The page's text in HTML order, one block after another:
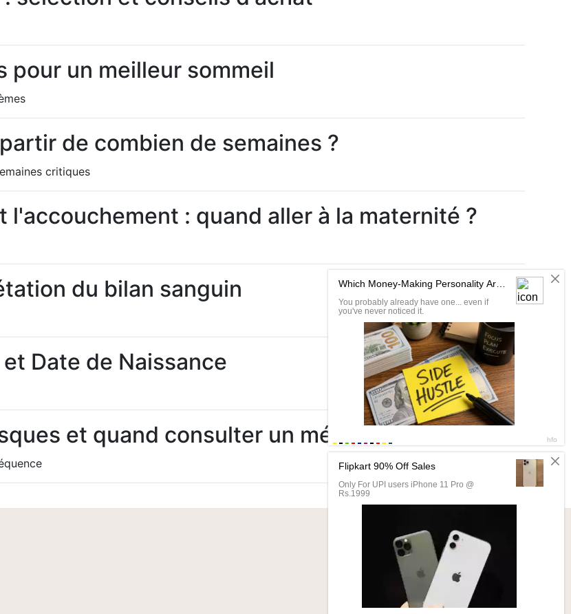
pour un meilleur sommeil
de combien de semaines ?
critiques
: quand aller à la maternité ?
du bilan sanguin
Date de Naissance
et quand consulter un médecin